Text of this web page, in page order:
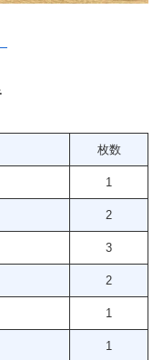
枚数
1
2
3
2
1
1